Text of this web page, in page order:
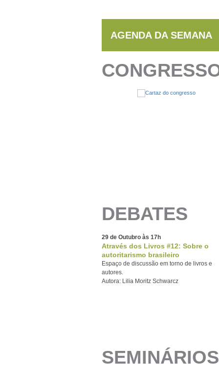
AGENDA DA SEMANA
DEBATES
29 de Outubro às 17h
Através dos Livros #12: Sobre o
autoritarismo brasileiro
Espaço de discussão em torno de livros e
autores.
Autora: Lilia Moritz Schwarcz
SEMINÁRIOS